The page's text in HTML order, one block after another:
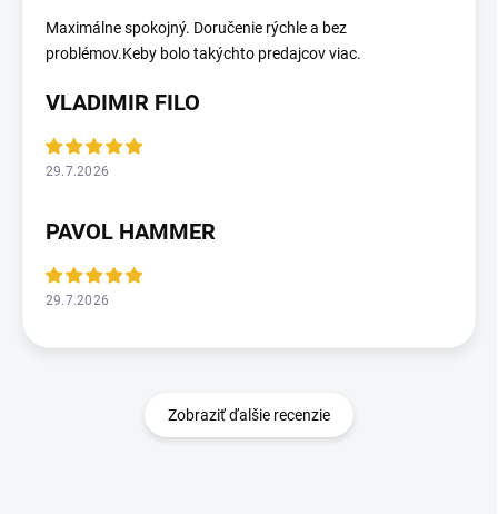
Maximálne spokojný. Doručenie rýchle a bez
problémov.Keby bolo takýchto predajcov viac.
VLADIMIR FILO
29.7.2026
PAVOL HAMMER
29.7.2026
Zobraziť ďalšie recenzie